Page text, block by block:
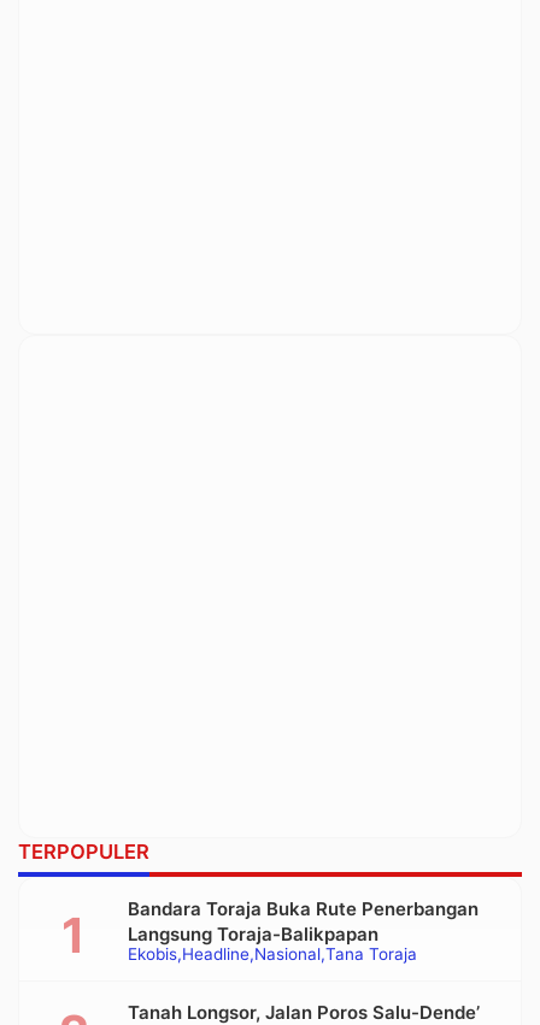
TERPOPULER
Ekobis Headline Nasional Tana Toraja
Bandara Toraja Buka Rute Penerbangan
Langsung Toraja-Balikpapan
Tanah Longsor, Jalan Poros Salu-Dende’